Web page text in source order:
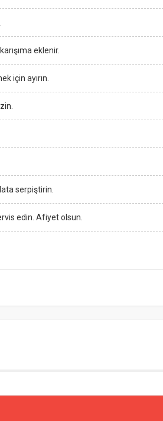
eklenir.
için ayırın.
serpiştirin.
edin. Afiyet olsun.